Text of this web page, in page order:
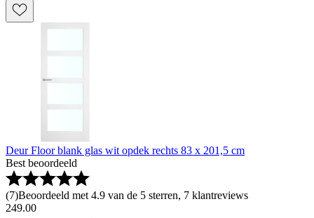
Deur Floor blank glas wit opdek rechts 83 x 201,5 cm
Best beoordeeld
(7)Beoordeeld met 4.9 van de 5 sterren, 7 klantreviews
249.00